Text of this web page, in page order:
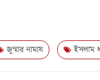
জুম্মার নামায ইসলাম